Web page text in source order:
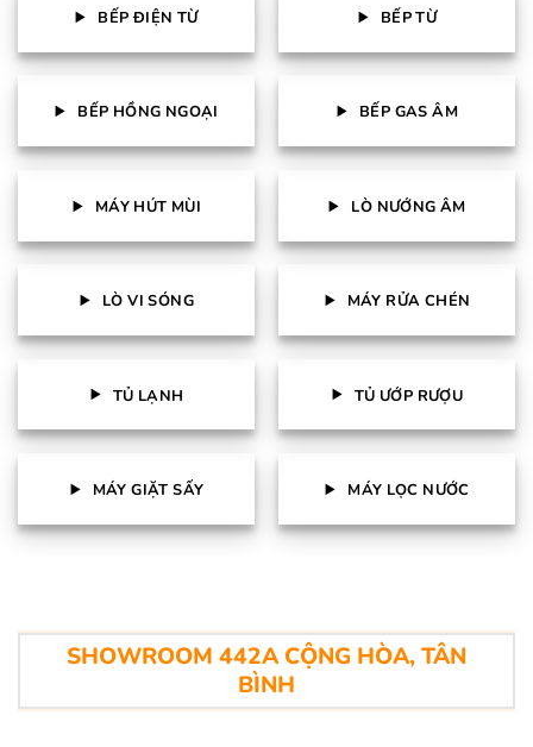
BẾP ĐIỆN TỪ BẾP TỪ
BẾP HỒNG NGOẠI BẾP GAS ÂM
MÁY HÚT MÙI LÒ NƯỚNG ÂM
LÒ VI SÓNG MÁY RỬA CHÉN
TỦ LẠNH TỦ ƯỚP RƯỢU
MÁY GIẶT SẤY MÁY LỌC NƯỚC
SHOWROOM 442A CỘNG HÒA, TÂN
BÌNH